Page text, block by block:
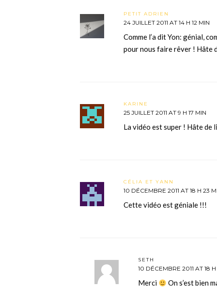
PETIT ADRIEN
24 JUILLET 2011 AT 14 H 12 MIN
Comme l’a dit Yon: génial,
pour nous faire rêver ! Hâte
KARINE
25 JUILLET 2011 AT 9 H 17 MIN
La vidéo est super ! Hâte de
CÉLIA ET YANN
10 DÉCEMBRE 2011 AT 18 H 23
Cette vidéo est géniale !!!
SETH
10 DÉCEMBRE 2011 AT 18
Merci
On s’est bien